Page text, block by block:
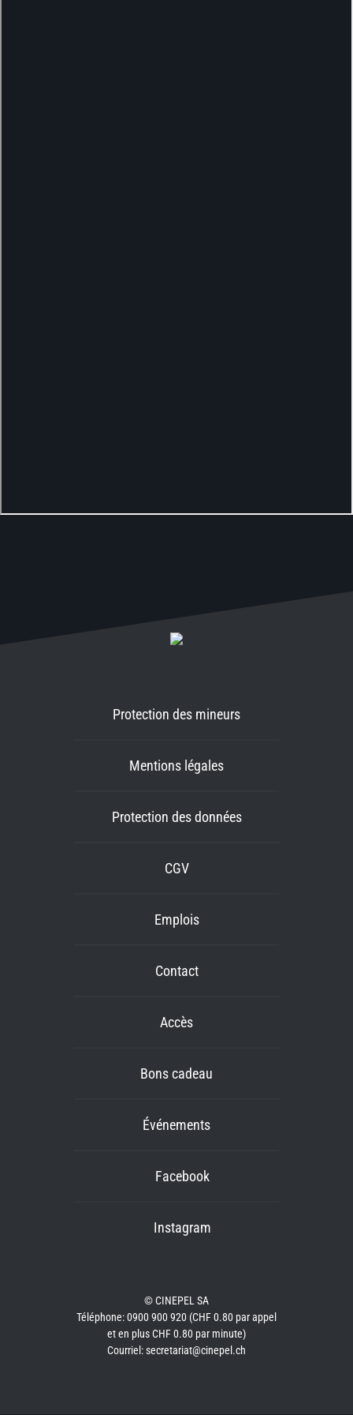
Protection des mineurs
Mentions légales
Protection des données
CGV
Emplois
Contact
Accès
Bons cadeau
Événements
Facebook
Instagram
© CINEPEL SA
Téléphone: 0900 900 920 (CHF 0.80 par appel
et en plus CHF 0.80 par minute)
Courriel: secretariat@cinepel.ch